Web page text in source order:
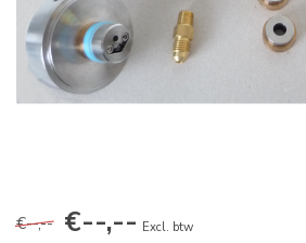
€--,-- €--,-- Excl. btw